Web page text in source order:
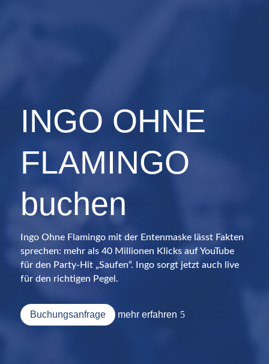
INGO OHNE
FLAMINGO
buchen
Ingo Ohne Flamingo mit der Entenmaske lässt Fakten
sprechen: mehr als 40 Millionen Klicks auf YouTube
für den Party-Hit „Saufen“. Ingo sorgt jetzt auch live
für den richtigen Pegel.
Buchungsanfrage mehr erfahren